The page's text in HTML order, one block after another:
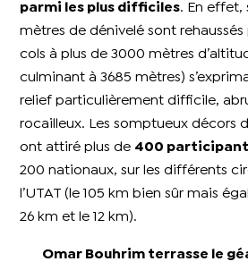
parmi les plus difficiles. En effet,
mètres de dénivelé sont rehaussés
cols à plus de 3000 mètres
culminant à 3685 mètres)
relief particulièrement difficile,
rocailleux. Les somptueux décors
ont attiré plus de 400
200 nationaux, sur les différents
l’UTAT (le 105 km bien sûr mais
26 km et le 12 km).
Omar Bouhrim terrasse le